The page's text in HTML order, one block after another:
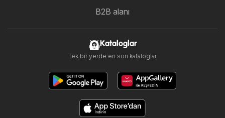
B2B alanı
Kataloglar
Tek bir yerde en son kataloglar